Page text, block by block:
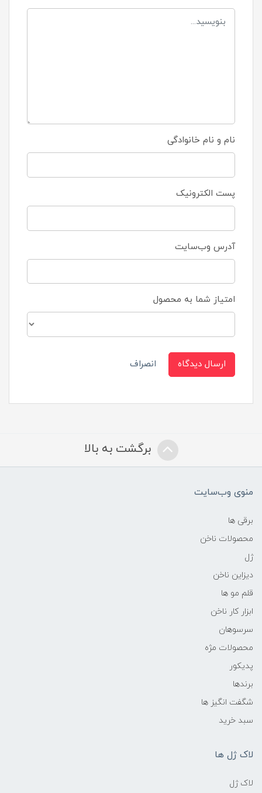
نام و نام خانوادگی
پست الکترونیک
آدرس وب‌سایت
امتیاز شما به محصول
ارسال دیدگاه انصراف
برگشت به بالا
منوی وب‌سایت
برقی ها
محصولات ناخن
ژل
دیزاین ناخن
قلم مو ها
ابزار کار ناخن
سرسوهان
محصولات مژه
پدیکور
برندها
شگفت انگیز ها
سبد خرید
لاک ژل ها
لاک ژل